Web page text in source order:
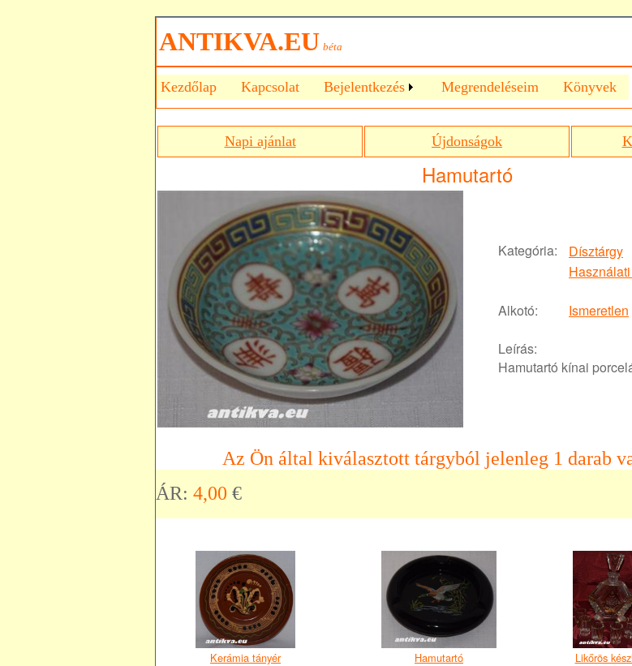
ANTIKVA.EU béta
Kezdőlap Kapcsolat Bejelentkezés Megrendeléseim Könyvek
Napi ajánlat Újdonságok
Hamutartó
Kategória:
Dísztárgy
Alkotó: Ismeretlen
Leírás:
Hamutartó kínai
Az Ön által kiválasztott tárgyból jelenleg 1 darab
ÁR: 4,00 €
Kerámia tányér Hamutartó Likőrös